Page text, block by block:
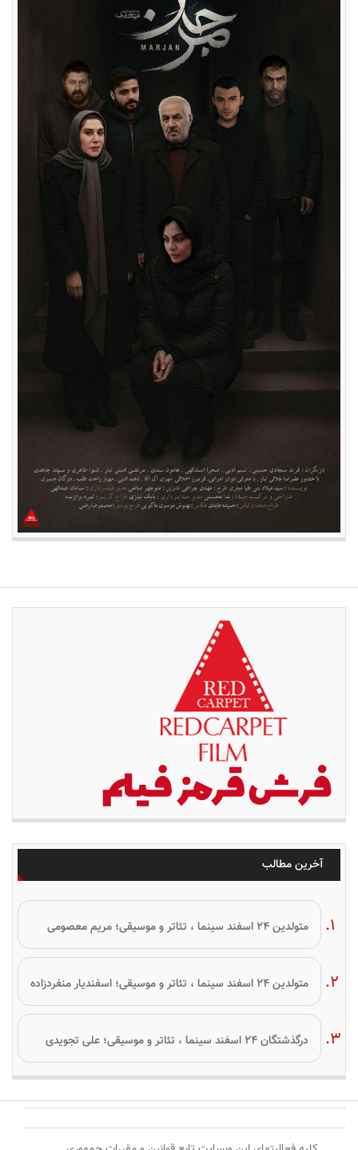
آخرین مطالب
متولدین ۲۴ اسفند سینما ، تئاتر و موسیقی؛ مریم معصومی
متولدین ۲۴ اسفند سینما ، تئاتر و موسیقی؛ اسفندیار منفردزاده
درگذشتگان ۲۴ اسفند سینما ، تئاتر و موسیقی؛ علی تجویدی